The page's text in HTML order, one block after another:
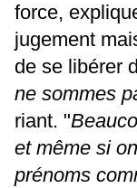
force,
jugement
de se libérer
ne sommes
riant. "
et même si
prénoms